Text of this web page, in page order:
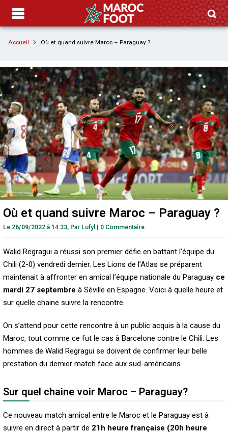
Accueil Où et quand suivre Maroc – Paraguay ?
Où et quand suivre Maroc – Paraguay ?
Le 26/09/2022 à 14:33, Par Lufyl 0 Commentaire
Walid Regragui a réussi son premier défie en battant l’équipe du
Chili (2-0) vendredi dernier. Les Lions de l’Atlas se préparent
maintenait à affronter en amical l’équipe nationale du Paraguay ce
mardi 27 septembre à Séville en Espagne. Voici à quelle heure et
sur quelle chaine suivre la rencontre.
On s’attend pour cette rencontre à un public acquis à la cause du
Maroc, tout comme ce fut le cas à Barcelone contre le Chili. Les
hommes de Walid Regragui se doivent de confirmer leur belle
prestation du dernier match face aux sud-américains.
Sur quel chaine voir Maroc – Paraguay?
Ce nouveau match amical entre le Maroc et le Paraguay est à
suivre en direct à partir de 21h heure française (20h heure